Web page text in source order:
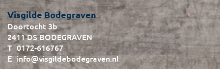
Visgilde Bodegraven
Doortocht 3b
2411 DS BODEGRAVEN
0172-616767
info@visgildebodegraven.nl